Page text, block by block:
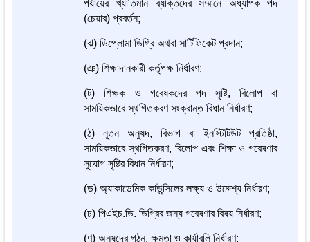
পর্যায়ের খ্যাতিমান ব্যক্তিদের সম্মানে অধ্যাপক পদ
(চেয়ার) প্রবর্তন;
(ঝ) ডিপ্লোমা ডিগ্রি অথবা সার্টিফিকেট প্রদান;
(ঞ) শিক্ষাদানকারী কর্তৃপক্ষ নির্ধারণ;
(ট) শিক্ষক ও গবেষকদের পদ সৃষ্টি, বিলোপ বা
সাময়িকভাবে স্থগিতকরণ সংক্রান্ত বিধান নির্ধারণ;
(ঠ) নূতন অনুষদ, বিভাগ বা ইনস্টিটিউট প্রতিষ্ঠা,
সাময়িকভাবে স্থগিতকরণ, বিলোপ এবং শিক্ষা ও গবেষণার
সুযোগ সৃষ্টির বিধান নির্ধারণ;
(ড) অ্যাকাডেমিক কাউন্সিলের লক্ষ্য ও উদ্দেশ্য নির্ধারণ;
(ঢ) পিএইচ.ডি. ডিগ্রির জন্য গবেষণার বিষয় নির্ধারণ;
(ণ) অনুষদের গঠন, ক্ষমতা ও কার্যাবলি নির্ধারণ;